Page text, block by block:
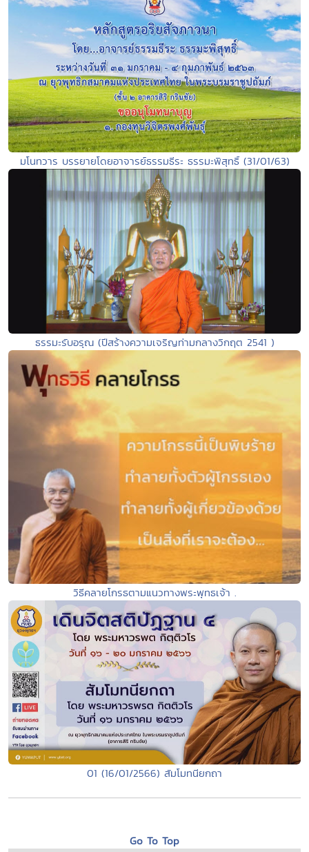
มโนทวาร บรรยายโดยอาจารย์ธรรมธีระ ธรรมะพิสุทธิ์ (31/01/63)
ธรรมะรับอรุณ (ปีสร้างความเจริญท่ามกลางวิกฤต 2541 )
วิธีคลายโกรธตามแนวทางพระพุทธเจ้า .
01 (16/01/2566) สัมโมทนียกถา
Go To Top